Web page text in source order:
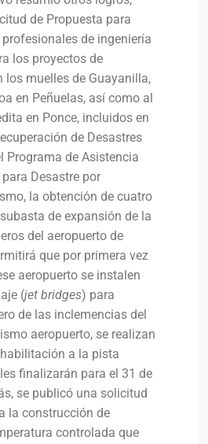
de Propuesta para
de ingeniería
los proyectos de
los muelles de Guayanilla,
en Peñuelas, así como al
en Ponce, incluidos en
de Desastres
Programa de Asistencia
Desastre por
la obtención de cuatro
de expansión de la
del aeropuerto de
que por primera vez
aeropuerto se instalen
(jet bridges) para
de las inclemencias del
aeropuerto, se realizan
a la pista
finalizarán para el 31 de
se publicó una solicitud
la construcción de
controlada que